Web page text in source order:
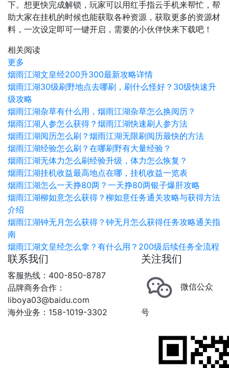
下。想更快完成解锁，玩家可以用红手指云手机来帮忙，帮
助大家在挂机的时候也能获取各种资源，获取更多的资源材
料，一次设定即可一键开启，需要的小伙伴快来下载吧！
相关阅读
更多
烟雨江湖文皇经200升300最新攻略详情
烟雨江湖30级刷野地点去哪刷，刷什么怪好？30级快速升
级攻略
烟雨江湖杂草有什么用，烟雨江湖杂草怎么换阅历？
烟雨江湖人参怎么获得？烟雨江湖快速刷人参方法
烟雨江湖阅历怎么刷？烟雨江湖无限刷阅历最快的方法
烟雨江湖经验怎么刷？在哪刷野有大量经验？
烟雨江湖无体力怎么刷经验升级，体力怎么恢复？
烟雨江湖挂机收益最高地点在哪，挂机收益一览表
烟雨江湖怎么一天挣80两？一天挣80两银子爆肝攻略
烟雨江湖柳如意怎么获得？柳如意任务通关攻略与获得方法
介绍
烟雨江湖钟无月怎么获得？钟无月怎么获得任务攻略通关指
南
烟雨江湖文皇经怎么拿？有什么用？200级后续任务全流程
联系我们
客服热线：400-850-8787
品牌商务合作：
liboya03@baidu.com
海外业务：158-1019-3302
关注我们
微信公众
号